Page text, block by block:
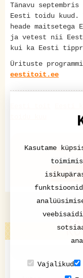
Tänavu
Eesti toidu kuud.
heade
ja vetest nii
kui ka Eesti
Ürituste
eestitoit.ee
Nami-
LISA
Kasutame
Vajalikud